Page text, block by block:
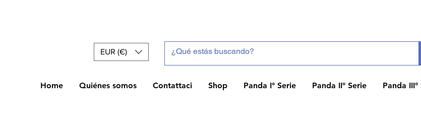
EUR (€)
Home Quiénes somos Contattaci Shop Panda I° Serie Panda II° Serie Panda III°